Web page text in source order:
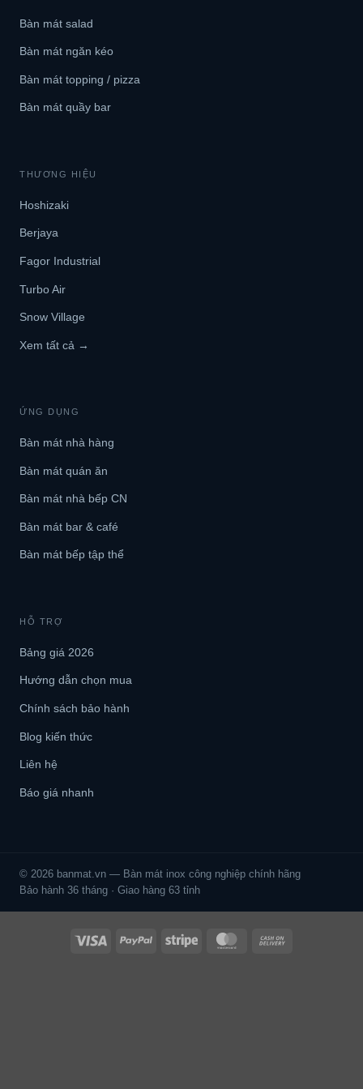
Bàn mát salad
Bàn mát ngăn kéo
Bàn mát topping / pizza
Bàn mát quầy bar
THƯƠNG HIỆU
Hoshizaki
Berjaya
Fagor Industrial
Turbo Air
Snow Village
Xem tất cả →
ỨNG DỤNG
Bàn mát nhà hàng
Bàn mát quán ăn
Bàn mát nhà bếp CN
Bàn mát bar & café
Bàn mát bếp tập thể
HỖ TRỢ
Bảng giá 2026
Hướng dẫn chọn mua
Chính sách bảo hành
Blog kiến thức
Liên hệ
Báo giá nhanh
© 2026 banmat.vn — Bàn mát inox công nghiệp chính hãng
Bảo hành 36 tháng · Giao hàng 63 tỉnh
Visa PayPal Stripe MasterCard